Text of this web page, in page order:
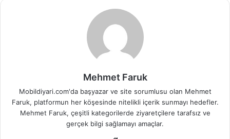
Mehmet Faruk
Mobildiyari.com'da başyazar ve site sorumlusu olan Mehmet
Faruk, platformun her köşesinde nitelikli içerik sunmayı hedefler.
Mehmet Faruk, çeşitli kategorilerde ziyaretçilere tarafsız ve
gerçek bilgi sağlamayı amaçlar.